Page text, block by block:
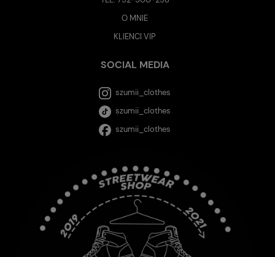
O MNIE
KLIENCI VIP
SOCIAL MEDIA
szumii_clothes
szumii_clothes
szumii_clothes